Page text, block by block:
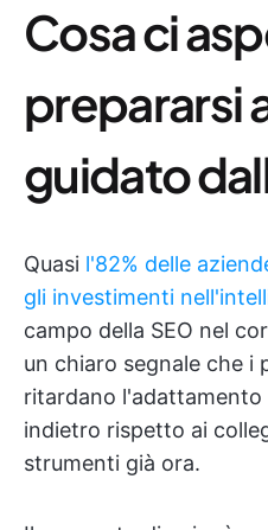
Cosa ci
prepararsi
guidato
Quasi l'82% delle
gli investimenti
campo della SEO nel
un chiaro segnale che i
ritardano l'adattamento
indietro rispetto ai
strumenti già ora.